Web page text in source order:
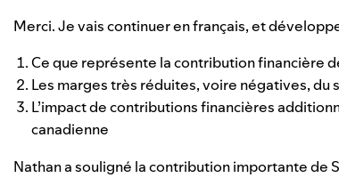
Merci. Je vais continuer en français, et
Ce que représente la contribution financière
Les marges très réduites, voire négatives, du
L’impact de contributions financières
canadienne
Nathan a souligné la contribution importante de